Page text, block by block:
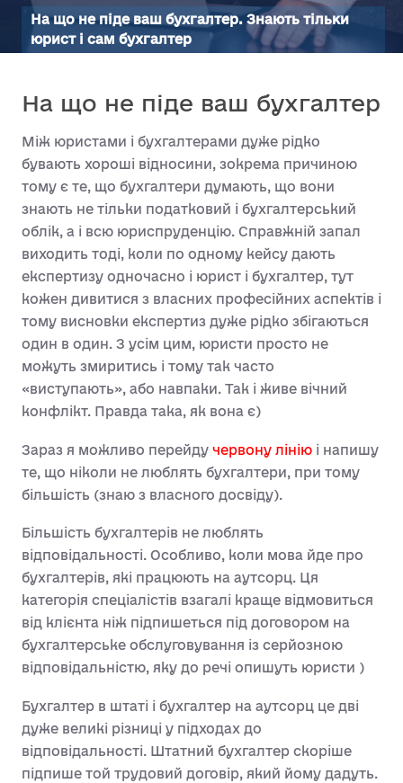
На що не піде ваш бухгалтер. Знають тільки
юрист і сам бухгалтер
На що не піде ваш бухгалтер
Між юристами і бухгалтерами дуже рідко
бувають хороші відносини, зокрема причиною
тому є те, що бухгалтери думають, що вони
знають не тільки податковий і бухгалтерський
облік, а і всю юриспруденцію. Справжній запал
виходить тоді, коли по одному кейсу дають
експертизу одночасно і юрист і бухгалтер, тут
кожен дивитися з власних професійних аспектів і
тому висновки експертиз дуже рідко збігаються
один в один. З усім цим, юристи просто не
можуть змиритись і тому так часто
«виступають», або навпаки. Так і живе вічний
конфлікт. Правда така, як вона є)
Зараз я можливо перейду червону лінію і напишу
те, що ніколи не люблять бухгалтери, при тому
більшість (знаю з власного досвіду).
Більшість бухгалтерів не люблять
відповідальності. Особливо, коли мова йде про
бухгалтерів, які працюють на аутсорц. Ця
категорія спеціалістів взагалі краще відмовиться
від клієнта ніж підпишеться під договором на
бухгалтерське обслуговування із серйозною
відповідальністю, яку до речі опишуть юристи )
Бухгалтер в штаті і бухгалтер на аутсорц це дві
дуже великі різниці у підходах до
відповідальності. Штатний бухгалтер скоріше
підпише той трудовий договір, який йому дадуть.